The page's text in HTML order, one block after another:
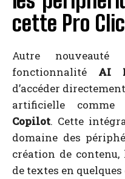
cette Pro
Autre
fonctionnalité AI
d’accéder
artificielle comme
Copilot. Cette
domaine des
création de
de textes en quelques